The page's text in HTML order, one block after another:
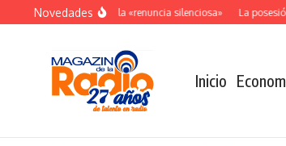
Saltar al contenido
Novedades
El costo oculto de la «renuncia silenciosa» La posesión
Inicio